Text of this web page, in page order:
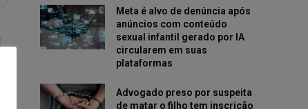
Meta é alvo de denúncia após
anúncios com conteúdo
sexual infantil gerado por IA
circularem em suas
plataformas
Advogado preso por suspeita
de matar o filho tem inscrição